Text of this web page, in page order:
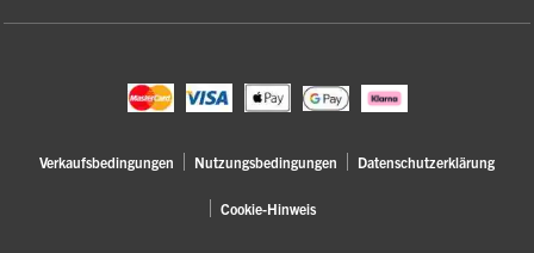
Verkaufsbedingungen Nutzungsbedingungen Datenschutzerklärung
Cookie-Hinweis